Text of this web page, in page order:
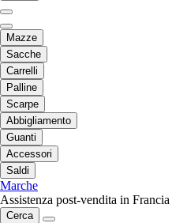
Mazze
Sacche
Carrelli
Palline
Scarpe
Abbigliamento
Guanti
Accessori
Saldi
Marche
Assistenza post-vendita in Francia
Cerca